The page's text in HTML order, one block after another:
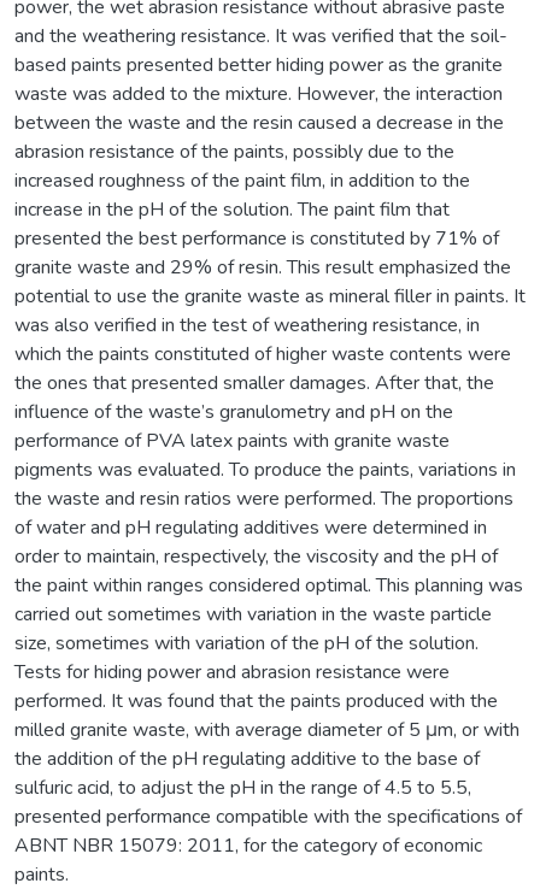
power, the wet abrasion resistance without abrasive paste
and the weathering resistance. It was verified that the soil-
based paints presented better hiding power as the granite
waste was added to the mixture. However, the interaction
between the waste and the resin caused a decrease in the
abrasion resistance of the paints, possibly due to the
increased roughness of the paint film, in addition to the
increase in the pH of the solution. The paint film that
presented the best performance is constituted by 71% of
granite waste and 29% of resin. This result emphasized the
potential to use the granite waste as mineral filler in paints. It
was also verified in the test of weathering resistance, in
which the paints constituted of higher waste contents were
the ones that presented smaller damages. After that, the
influence of the waste’s granulometry and pH on the
performance of PVA latex paints with granite waste
pigments was evaluated. To produce the paints, variations in
the waste and resin ratios were performed. The proportions
of water and pH regulating additives were determined in
order to maintain, respectively, the viscosity and the pH of
the paint within ranges considered optimal. This planning was
carried out sometimes with variation in the waste particle
size, sometimes with variation of the pH of the solution.
Tests for hiding power and abrasion resistance were
performed. It was found that the paints produced with the
milled granite waste, with average diameter of 5 μm, or with
the addition of the pH regulating additive to the base of
sulfuric acid, to adjust the pH in the range of 4.5 to 5.5,
presented performance compatible with the specifications of
ABNT NBR 15079: 2011, for the category of economic
paints.